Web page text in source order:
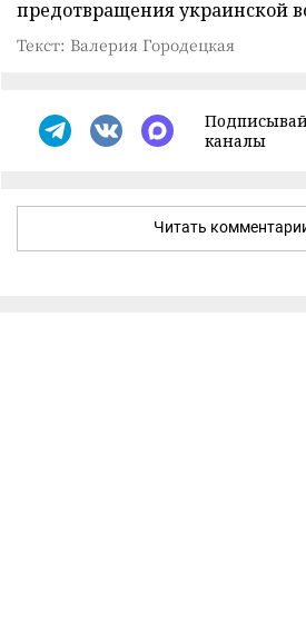
предотвращения украинской
Текст: Валерия Городецкая
каналы
Читать